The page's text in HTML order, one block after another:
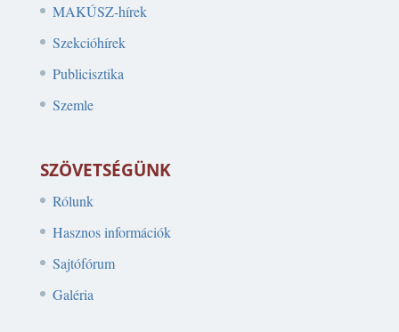
MAKÚSZ-hírek
Szekcióhírek
Publicisztika
Szemle
SZÖVETSÉGÜNK
Rólunk
Hasznos információk
Sajtófórum
Galéria